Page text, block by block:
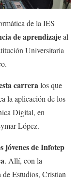
de la IES
de aprendizajeal
Universitaria
carreralos que
la aplicación de los
Digital, en
López.
jóvenes de Infotep
. Allí, con la
de Estudios, Cristian